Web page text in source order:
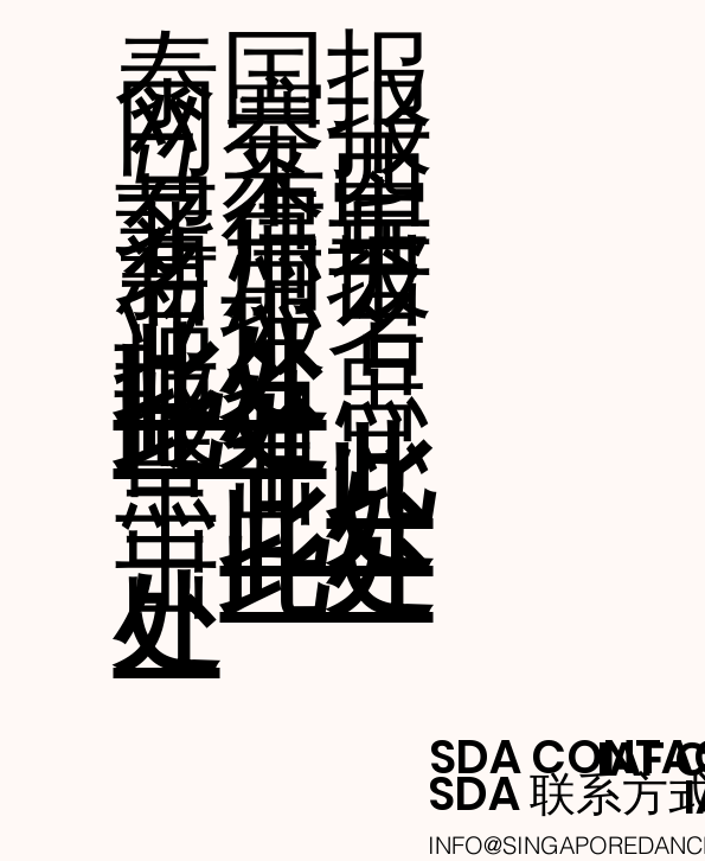
泰国报
名点击
此处
网赛报
名点击
此处
马来西
亚报名
点击此
处
菲律宾
报名点
击此处
新加坡
报名点
击此处
SDA
SDA 联系方
IAF